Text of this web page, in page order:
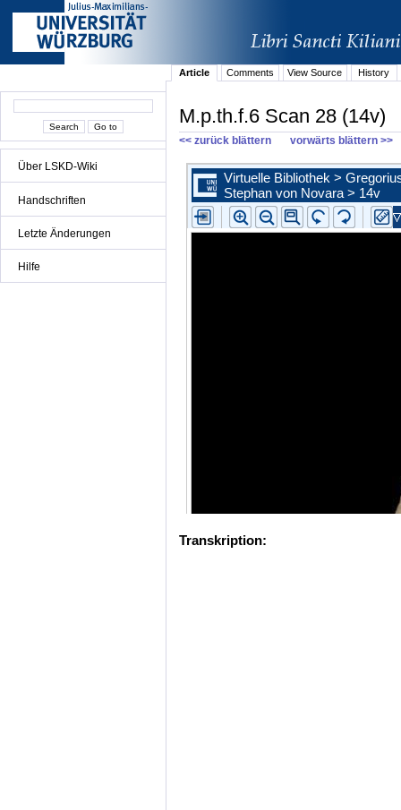
Über LSKD-Wiki
Handschriften
Letzte Änderungen
Hilfe
Article Comments View Source History
M.p.th.f.6 Scan 28 (14v)
<< zurück blättern vorwärts blättern >>
Transkription: